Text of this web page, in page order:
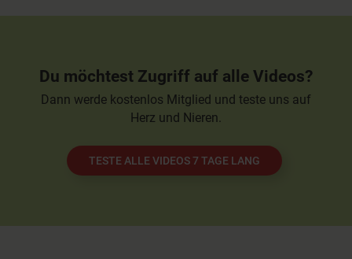
Du möchtest Zugriff auf alle Videos?
Dann werde kostenlos Mitglied und teste uns auf
Herz und Nieren.
TESTE ALLE VIDEOS 7 TAGE LANG